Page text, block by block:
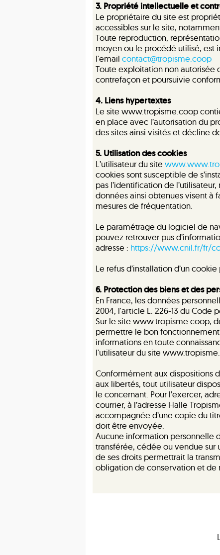
3. Propriété intellectuelle et
Le propriétaire du site est
accessibles sur le site,
Toute reproduction,
moyen ou le procédé utilisé, est
l'email contact@tropisme.coop
Toute exploitation non autorisée
contrefaçon et poursuivie
4. Liens hypertextes
Le site www.tropisme.coop
en place avec l’autorisation du
des sites ainsi visités et décline
5. Utilisation des cookies
L’utilisateur du site
cookies sont susceptible de
pas l’identification de
données ainsi obtenues visent à
mesures de fréquentation.
Le paramétrage du logiciel de
pouvez retrouver pus
adresse : https://www.cnil.fr/fr/
Le refus d’installation d’un
6. Protection des biens et des
En France, les données
2004, l'article L. 226-13 du Code
Sur le site www.tropisme.coop,
permettre le bon
informations en toute
l'utilisateur du site
Conformément aux dispositions
aux libertés, tout utilisateur
le concernant. Pour l’exercer,
courrier, à l’adresse Halle
accompagnée d’une copie du
doit être envoyée.
Aucune information personnelle
transférée, cédée ou vendue
de ses droits permettrait la
obligation de conservation et de